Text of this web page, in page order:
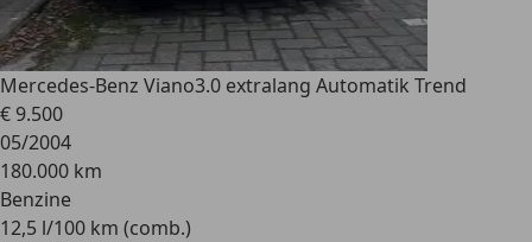
Mercedes-Benz Viano3.0 extralang Automatik Trend
€ 9.500
05/2004
180.000 km
Benzine
12,5 l/100 km (comb.)